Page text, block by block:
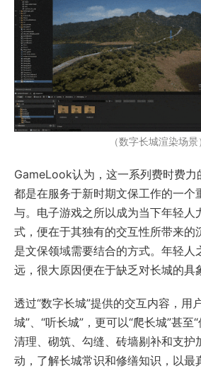
（数字长城渲染场景
GameLook认为，这一系列费时费力
都是在服务于新时期文保工作的一
与。电子游戏之所以成为当下年轻人
式，便在于其独有的交互性所带来的
是文保领域需要结合的方式。年轻人
远，很大原因便在于缺乏对长城的具
透过“数字长城”提供的交互内容，用
城”、“听长城”，更可以“爬长城”甚至“
清理、砌筑、勾缝、砖墙剔补和支护
动，了解长城常识和修缮知识，以最